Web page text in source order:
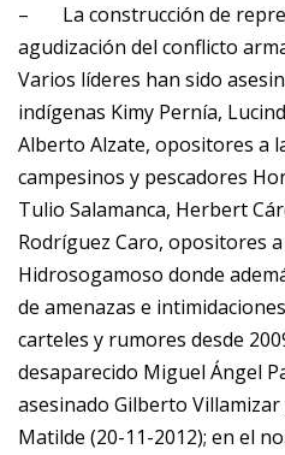
– La construcción de
agudización del conflicto
Varios líderes han sido
indígenas Kimy Pernía,
Alberto Alzate, opositores a
campesinos y pescadores
Tulio Salamanca, Herbert
Rodríguez Caro, opositores
Hidrosogamoso donde
de amenazas e
carteles y rumores desde
desaparecido Miguel Ángel
asesinado Gilberto
Matilde (20-11-2012); en el